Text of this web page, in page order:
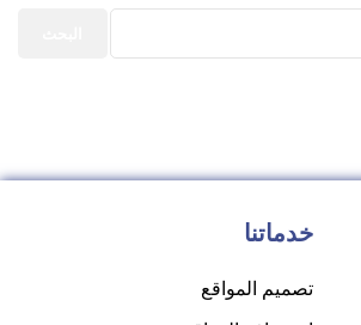
خدماتنا
تصميم المواقع